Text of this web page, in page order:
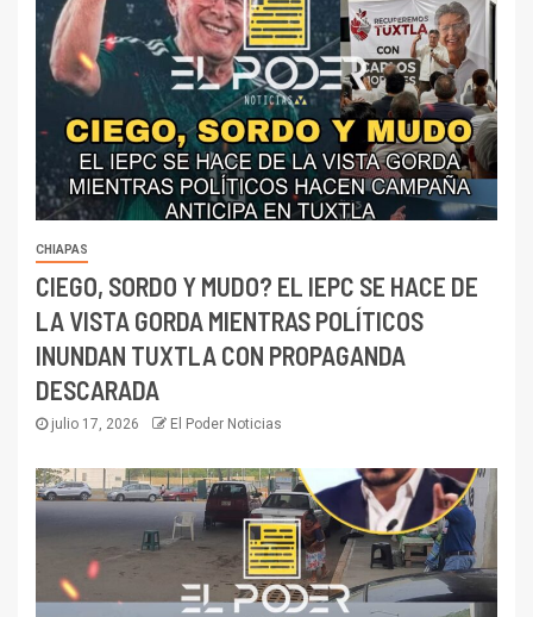
CHIAPAS
CIEGO, SORDO Y MUDO? EL IEPC SE HACE DE
LA VISTA GORDA MIENTRAS POLÍTICOS
INUNDAN TUXTLA CON PROPAGANDA
DESCARADA
julio 17, 2026 El Poder Noticias